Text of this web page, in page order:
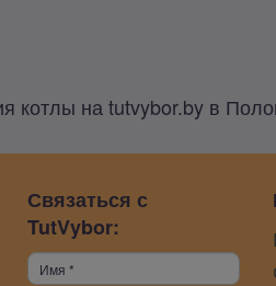
котлы на tutvybor.by в
Связаться с
TutVybor: